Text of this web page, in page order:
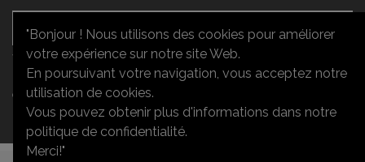
Vous pouvez vous désinscrire à tout
moment. Vous trouverez pour cela nos
informations de contact dans les
conditions d'utilisation du site.
"Bonjour ! Nous utilisons des cookies pour améliorer
votre expérience sur notre site Web.
En poursuivant votre navigation, vous acceptez notre
utilisation de cookies.
Vous pouvez obtenir plus d'informations dans notre
politique de confidentialité.
Merci!"